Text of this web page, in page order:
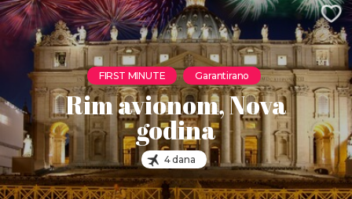
FIRST MINUTE Garantirano
Rim avionom, Nova
godina
4 dana